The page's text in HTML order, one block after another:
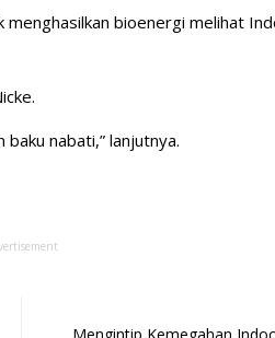
bioenergi melihat
nabati,” lanjutnya.
Mengintip Kemegahan